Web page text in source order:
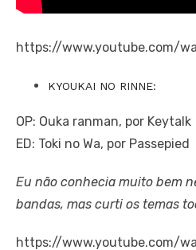
https://www.youtube.com/
KYOUKAI NO RINNE:
OP: Ouka ranman, por Keytalk
ED: Toki no Wa, por Passepied
Eu não conhecia muito bem
bandas, mas curti os temas
https://www.youtube.com/